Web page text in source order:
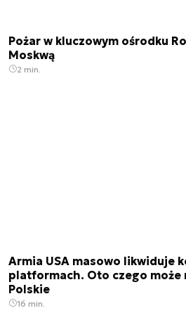
Pożar w kluczowym ośrodku
Moskwą
2 min.
Armia USA masowo likwiduje
platformach. Oto czego może
Polskie
16 min.